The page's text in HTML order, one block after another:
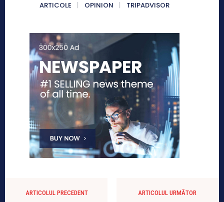
ARTICOLE OPINION TRIPADVISOR
ARTICOLUL PRECEDENT ARTICOLUL URMĂTOR